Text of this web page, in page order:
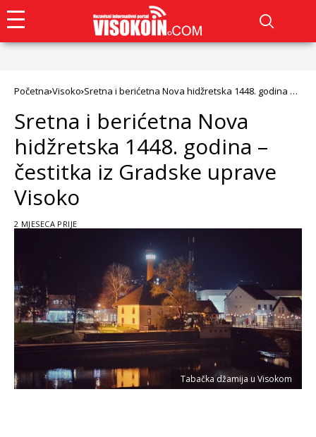
Početna Visoko Sretna i berićetna Nova hidžretska 1448. godina –
Sretna i berićetna Nova
hidžretska 1448. godina –
čestitka iz Gradske uprave
Visoko
2 MJESECA PRIJE
Tabačka džamija u Visokom